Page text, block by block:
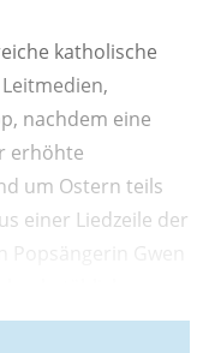
katholische
nachdem eine
erhöhte
um Ostern teils
einer Liedzeile der
Popsängerin Gwen